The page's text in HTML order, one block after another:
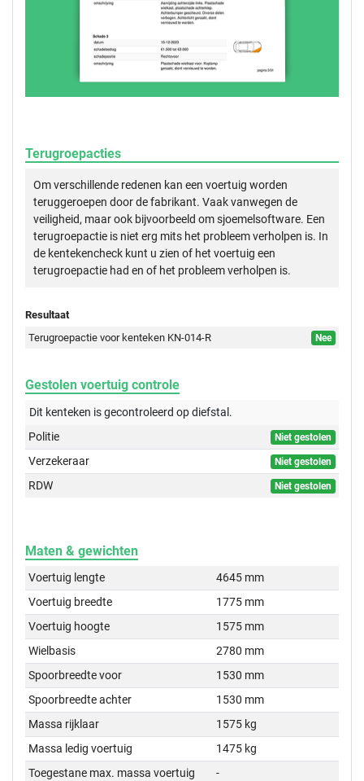
Terugroepacties
Om verschillende redenen kan een voertuig worden
teruggeroepen door de fabrikant. Vaak vanwegen de
veiligheid, maar ook bijvoorbeeld om sjoemelsoftware. Een
terugroepactie is niet erg mits het probleem verholpen is. In
de kentekencheck kunt u zien of het voertuig een
terugroepactie had en of het probleem verholpen is.
Resultaat
Terugroepactie voor kenteken KN-014-R
Nee
Gestolen voertuig controle
Dit kenteken is gecontroleerd opdiefstal.
Politie
Niet gestolen
Verzekeraar Niet gestolen
RDW Niet gestolen
Maten & gewichten
Voertuig lengte
4645 mm
Voertuig breedte
1775 mm
Voertuig hoogte
1575 mm
Wielbasis
2780 mm
Spoorbreedte voor
1530 mm
Spoorbreedte achter
1530 mm
Massa rijklaar
1575 kg
Massa ledig voertuig
1475 kg
Toegestane max. massa voertuig
-